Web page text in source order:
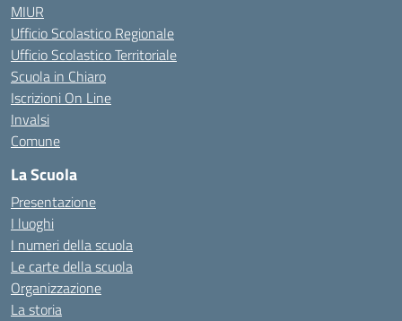
MIUR
Ufficio Scolastico Regionale
Ufficio Scolastico Territoriale
Scuola in Chiaro
Iscrizioni On Line
Invalsi
Comune
La Scuola
Presentazione
I luoghi
I numeri della scuola
Le carte della scuola
Organizzazione
La storia